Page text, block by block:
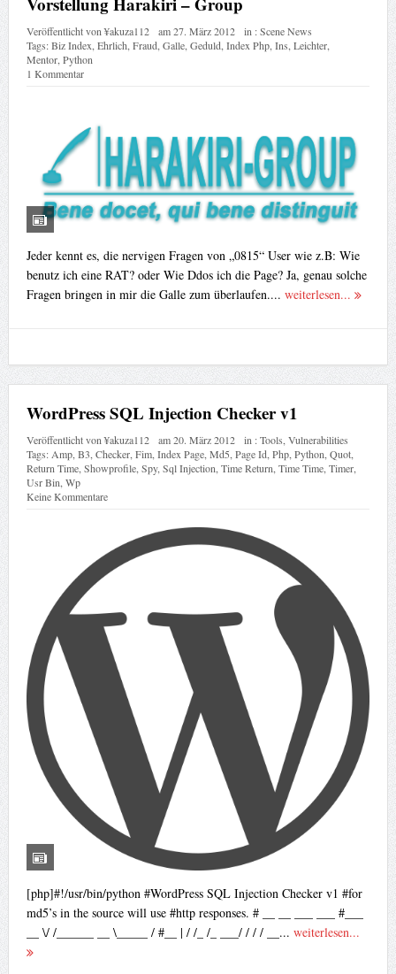
Veröffentlicht von¥akuza112 am27. März 2012 in :Scene News
Tags:Biz Index Ehrlich Fraud, Galle, Geduld, Index Php, Ins Leichter,
Mentor, Python
1 Kommentar
Jeder kennt es, die nervigen Fragen von „0815“ User wie z.B: Wie
benutz ich eine RAT? oder Wie Ddos ich die Page? Ja, genau solche
Fragen bringen in mir die Galle zum überlaufen.... weiterlesen...
WordPress SQL Injection Checker v1
Veröffentlicht von¥akuza112 am20. März 2012 in :Tools Vulnerabilities
Tags: Amp, B3 Checker, Fim, Index Page, Md5 Page Id, Php, Python Quot,
Return Time, Showprofile, Spy, Sql Injection Time Return Time Time, Timer,
Usr Bin Wp
Keine Kommentare
[php]#!/usr/bin/python #WordPress SQL Injection Checker v1 #for
md5’s in the source will use #http responses. # __ __ ___ ___ #___
__ \/ /______ __ \_____ / #__ | / /_ /_ ___/ / / / __... weiterlesen...